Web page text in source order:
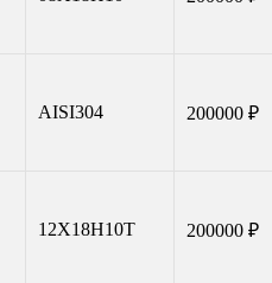
AISI304 200000 ₽
12Х18Н10Т 200000 ₽